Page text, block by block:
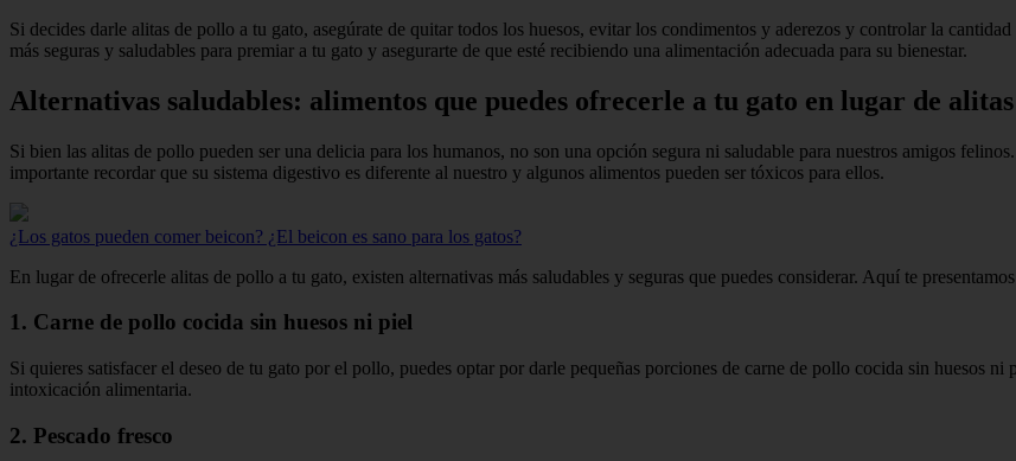
Si decides darle alitas de pollo a tu gato, asegúrate de quitar todos los huesos, evitar los condimentos y aderezos y controlar la
más seguras y saludables para premiar a tu gato y asegurarte de que esté recibiendo una alimentación adecuada para su bienestar.
Alternativas saludables: alimentos que puedes ofrecerle a tu gato en lugar de
Si bien las alitas de pollo pueden ser una delicia para los humanos, no son una opción segura ni saludable para nuestros amigos
importante recordar que su sistema digestivo es diferente al nuestro y algunos alimentos pueden ser tóxicos para ellos.
¿Los gatos pueden comer beicon? ¿El beicon es sano para los gatos?
En lugar de ofrecerle alitas de pollo a tu gato, existen alternativas más saludables y seguras que puedes considerar. Aquí te
1. Carne de pollo cocida sin huesos ni piel
Si quieres satisfacer el deseo de tu gato por el pollo, puedes optar por darle pequeñas porciones de carne de pollo cocida sin huesos
intoxicación alimentaria.
2. Pescado fresco